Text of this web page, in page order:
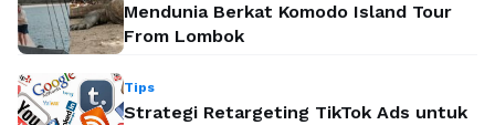
Mendunia Berkat Komodo Island Tour
From Lombok
Tips
Strategi Retargeting TikTok Ads untuk